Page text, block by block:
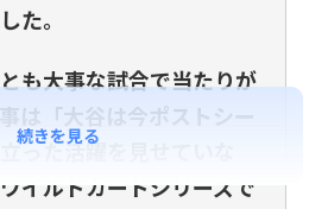
た。
も大事な試合で当たりが
は「大谷は今ポストシー
った活躍を見せていな
イルドカードシリーズで
続きを見る